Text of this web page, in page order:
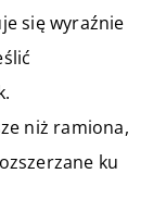
się wyraźnie
niż ramiona,
ku